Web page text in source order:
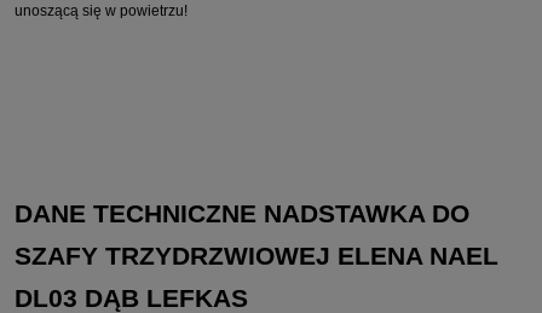
unoszącą się w powietrzu!
DANE TECHNICZNE NADSTAWKA DO
SZAFY TRZYDRZWIOWEJ ELENA NAEL
DL03 DĄB LEFKAS